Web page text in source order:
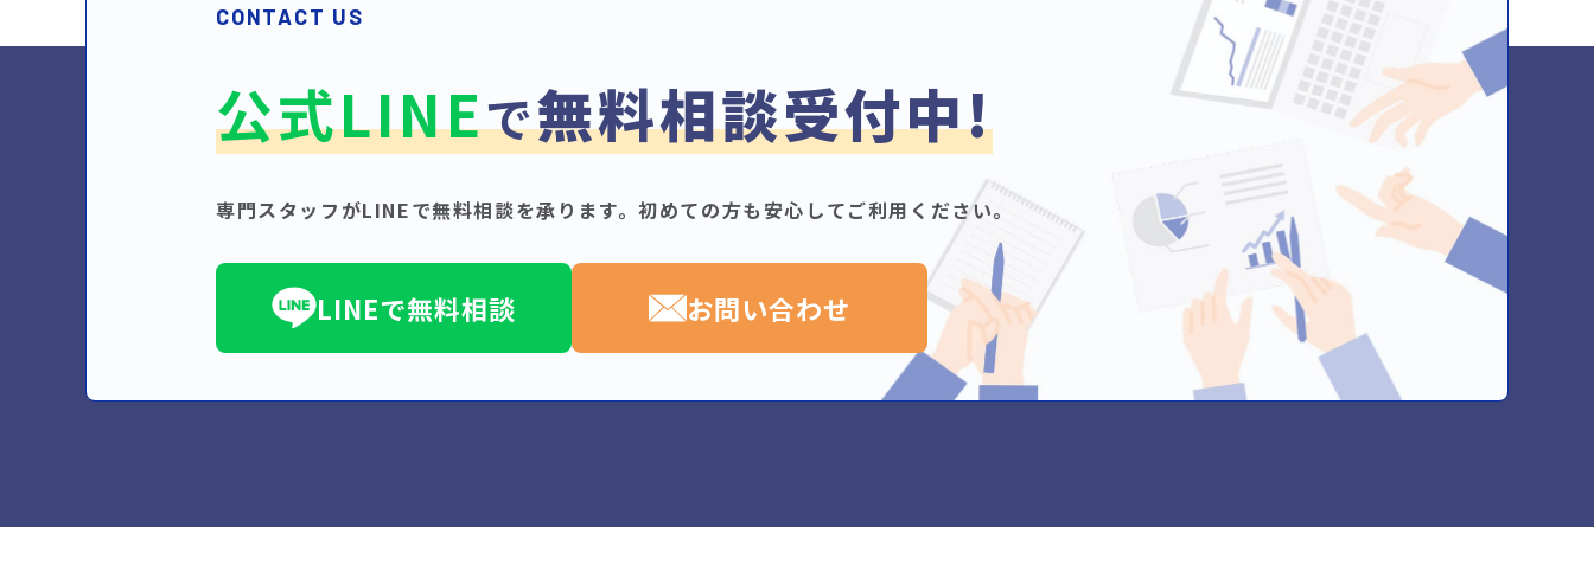
CONTACT US
公式LINEで無料相談受付中!
専門スタッフがLINEで無料相談を承ります。初めての方も安心してご利用ください。
LINEで無料相談 お問い合わせ